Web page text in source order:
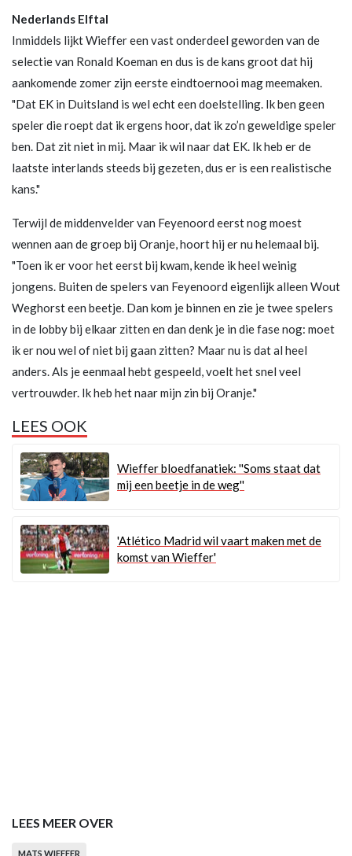
Nederlands Elftal
Inmiddels lijkt Wieffer een vast onderdeel geworden van de
selectie van Ronald Koeman en dus is de kans groot dat hij
aankomende zomer zijn eerste eindtoernooi mag meemaken.
"Dat EK in Duitsland is wel echt een doelstelling. Ik ben geen
speler die roept dat ik ergens hoor, dat ik zo’n geweldige speler
ben. Dat zit niet in mij. Maar ik wil naar dat EK. Ik heb er de
laatste interlands steeds bij gezeten, dus er is een realistische
kans."
Terwijl de middenvelder van Feyenoord eerst nog moest
wennen aan de groep bij Oranje, hoort hij er nu helemaal bij.
"Toen ik er voor het eerst bij kwam, kende ik heel weinig
jongens. Buiten de spelers van Feyenoord eigenlijk alleen Wout
Weghorst een beetje. Dan kom je binnen en zie je twee spelers
in de lobby bij elkaar zitten en dan denk je in die fase nog: moet
ik er nou wel of niet bij gaan zitten? Maar nu is dat al heel
anders. Als je eenmaal hebt gespeeld, voelt het snel veel
vertrouwder. Ik heb het naar mijn zin bij Oranje."
LEES OOK
Wieffer bloedfanatiek: ''Soms staat dat
mij een beetje in de weg''
'Atlético Madrid wil vaart maken met de
komst van Wieffer'
LEES MEER OVER
MATS WIEFFER